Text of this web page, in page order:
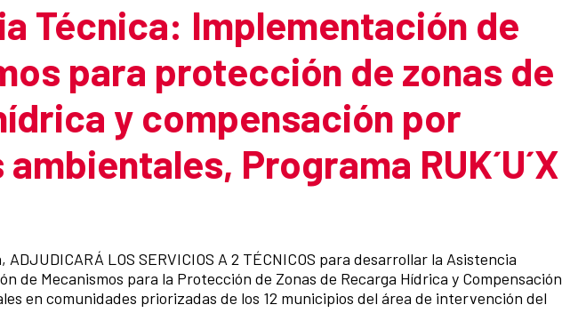
Técnica: Implementación de
para protección de zonas de
y compensación por
Programa RUK´U´X
ADJUDICARÁ LOS SERVICIOS A 2 TÉCNICOS para desarrollar la Asistencia
de Mecanismos para la Protección de Zonas de Recarga Hídrica y Compensación
en comunidades priorizadas de los 12 municipios del área de intervención del